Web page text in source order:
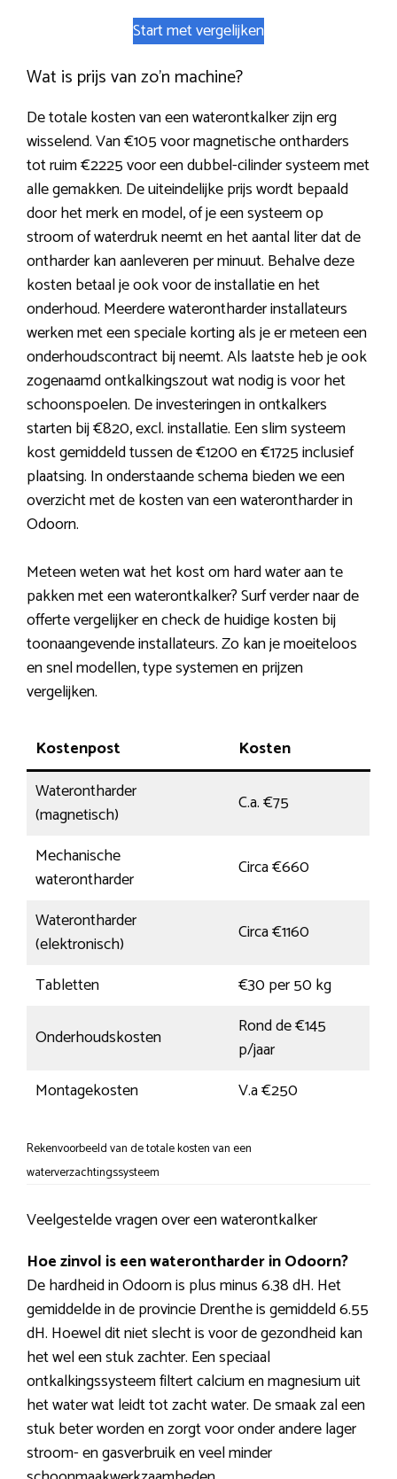
Start met vergelijken
Wat is prijs van zo’n machine?
De totale kosten van een waterontkalker zijn erg
wisselend. Van €105 voor magnetische ontharders
tot ruim €2225 voor een dubbel-cilinder systeem met
alle gemakken. De uiteindelijke prijs wordt bepaald
door het merk en model, of je een systeem op
stroom of waterdruk neemt en het aantal liter dat de
ontharder kan aanleveren per minuut. Behalve deze
kosten betaal je ook voor de installatie en het
onderhoud. Meerdere waterontharder installateurs
werken met een speciale korting als je er meteen een
onderhoudscontract bij neemt. Als laatste heb je ook
zogenaamd ontkalkingszout wat nodig is voor het
schoonspoelen. De investeringen in ontkalkers
starten bij €820, excl. installatie. Een slim systeem
kost gemiddeld tussen de €1200 en €1725 inclusief
plaatsing. In onderstaande schema bieden we een
overzicht met de kosten van een waterontharder in
Odoorn.
Meteen weten wat het kost om hard water aan te
pakken met een waterontkalker? Surf verder naar de
offerte vergelijker en check de huidige kosten bij
toonaangevende installateurs. Zo kan je moeiteloos
en snel modellen, type systemen en prijzen
vergelijken.
Kostenpost
Kosten
Waterontharder
(magnetisch)
C.a. €75
Mechanische
waterontharder
Circa €660
Waterontharder
(elektronisch)
Circa €1160
Tabletten
€30 per 50 kg
Onderhoudskosten
Rond de €145
p/jaar
Montagekosten
V.a €250
Rekenvoorbeeld van de totale kosten van een
waterverzachtingssysteem
Veelgestelde vragen over een waterontkalker
Hoe zinvol is een waterontharder in Odoorn?
De hardheid in Odoorn is plus minus 6.38 dH. Het
gemiddelde in de provincie Drenthe is gemiddeld 6.55
dH. Hoewel dit niet slecht is voor de gezondheid kan
het wel een stuk zachter. Een speciaal
ontkalkingssysteem filtert calcium en magnesium uit
het water wat leidt tot zacht water. De smaak zal een
stuk beter worden en zorgt voor onder andere lager
stroom- en gasverbruik en veel minder